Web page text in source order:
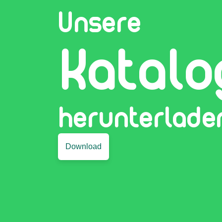
Unsere
Download